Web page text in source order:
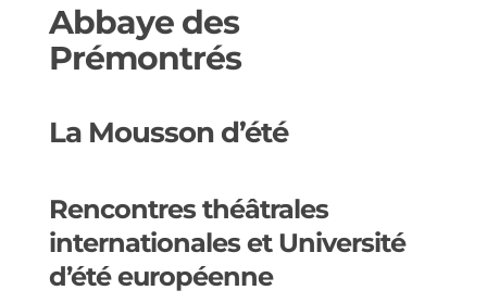
Abbaye des
Prémontrés
La Mousson d’été
Rencontres théâtrales
internationales et Université
d’été européenne